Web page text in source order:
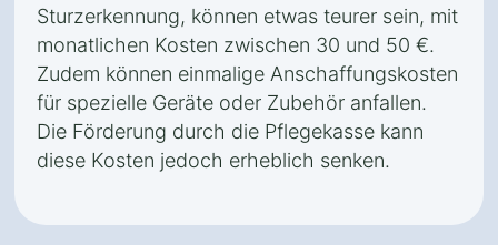
Sturzerkennung, können etwas teurer sein, mit
monatlichen Kosten zwischen 30 und 50 €.
Zudem können einmalige Anschaffungskosten
für spezielle Geräte oder Zubehör anfallen.
Die Förderung durch die Pflegekasse kann
diese Kosten jedoch erheblich senken.